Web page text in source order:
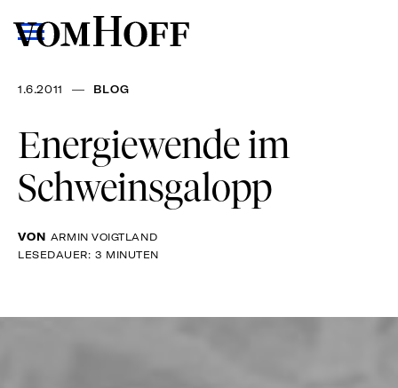
1.6.2011 — BLOG
Energiewende im
Schweinsgalopp
VON ARMIN VOIGTLAND
LESEDAUER: 3 MINUTEN